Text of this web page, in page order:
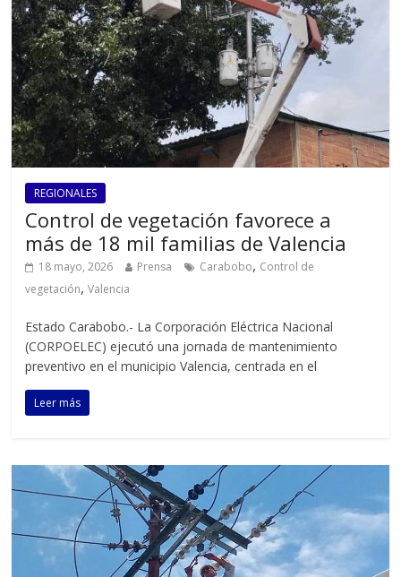
REGIONALES
Control de vegetación favorece a
más de 18 mil familias de Valencia
18 mayo, 2026 Prensa Carabobo, Control de
vegetación,Valencia
Estado Carabobo.- La Corporación Eléctrica Nacional
(CORPOELEC) ejecutó una jornada de mantenimiento
preventivo en el municipio Valencia, centrada en el
Leer más